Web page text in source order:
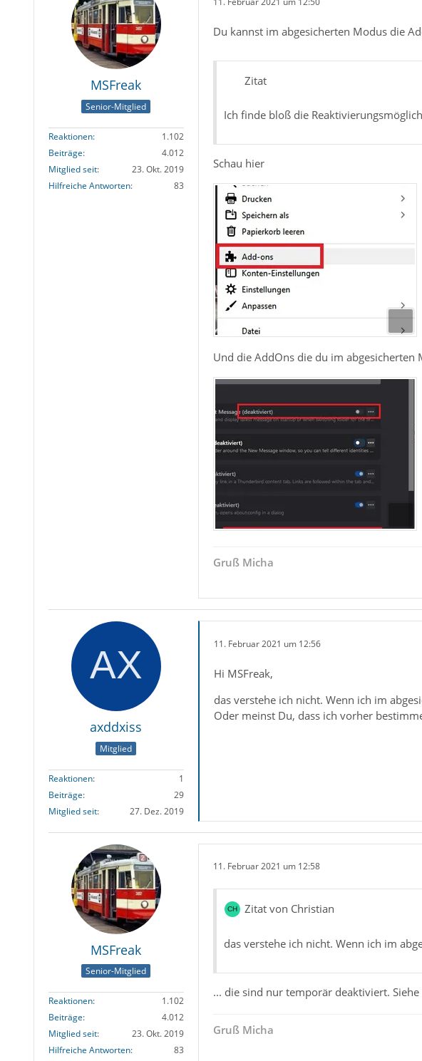
MSFreak
Senior-Mitglied
Reaktionen
1.102
Beiträge
4.012
Mitglied seit
23. Okt. 2019
Hilfreiche Antworten
83
Du kannst im abgesicherten Modus die
Zitat
Ich finde bloß die
Schau hier
Und die AddOns die du im
Gruß Micha
axddxiss
Mitglied
Reaktionen
1
Beiträge
29
Mitglied seit
27. Dez. 2019
11. Februar 2021 um 12:56
Hi MSFreak,
das verstehe ich nicht. Wenn ich im
Oder meinst Du, dass ich vorher
MSFreak
Senior-Mitglied
Reaktionen
1.102
Beiträge
4.012
Mitglied seit
23. Okt. 2019
Hilfreiche Antworten
83
11. Februar 2021 um 12:58
Zitat von Christian
das verstehe ich nicht. Wenn ich im
... die sind nur temporär deaktiviert.
Gruß Micha